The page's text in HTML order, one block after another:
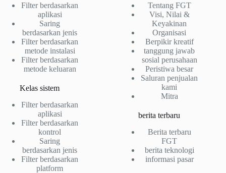
Filter berdasarkan
aplikasi
Saring
berdasarkan jenis
Filter berdasarkan
metode instalasi
Filter berdasarkan
metode keluaran
Kelas sistem
Filter berdasarkan
aplikasi
Filter berdasarkan
kontrol
Saring
berdasarkan jenis
Filter berdasarkan
platform
Tentang FGT
Visi, Nilai &
Keyakinan
Organisasi
Berpikir kreatif
tanggung jawab
sosial perusahaan
Peristiwa besar
Saluran penjualan
kami
Mitra
berita terbaru
Berita terbaru
FGT
berita teknologi
informasi pasar